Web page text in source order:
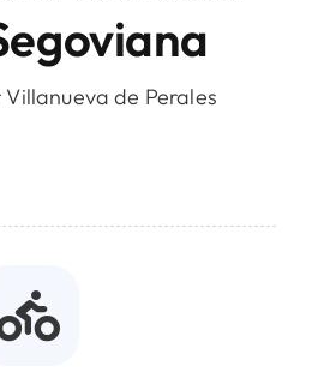
Villanueva de Perales